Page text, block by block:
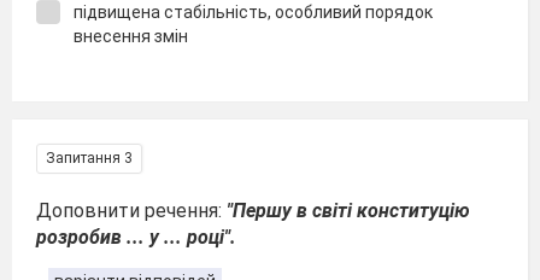
підвищена стабільність, особливий порядок
внесення змін
Запитання 3
Доповнити речення: "Першу в світі конституцію
розробив ... у ... році".